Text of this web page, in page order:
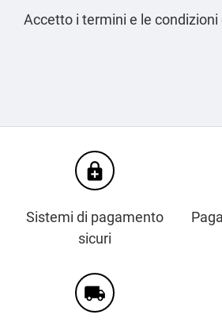
Accetto i termini e le
enhanced_encryption
Sistemi di pagamento
sicuri
local_shipping